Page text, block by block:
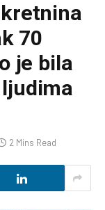
70
je bila
2 Mins Read